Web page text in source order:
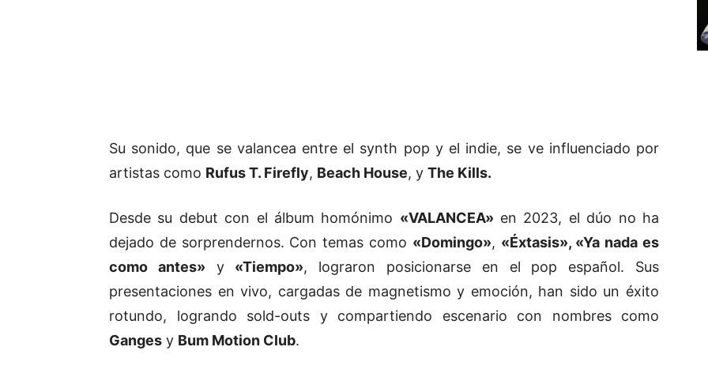
Su sonido, que se valancea entre el synth pop y el indie, se ve influenciado por
artistas como Rufus T. Firefly, Beach House, y The Kills.
Desde su debut con el álbum homónimo «VALANCEA»en 2023, el dúo no ha
dejado de sorprendernos. Con temas como «Domingo», «Éxtasis», «Ya nada es
como antes»y «Tiempo», lograron posicionarse en el pop español. Sus
presentaciones en vivo, cargadas de magnetismo y emoción, han sido un éxito
rotundo, logrando sold-outs y compartiendo escenario con nombres como
Ganges y Bum Motion Club.